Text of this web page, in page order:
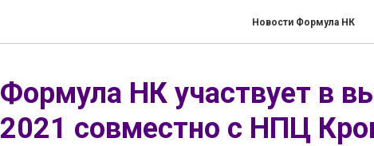
Новости Формула НК
Формула НК участвует в
2021 совместно с НПЦ